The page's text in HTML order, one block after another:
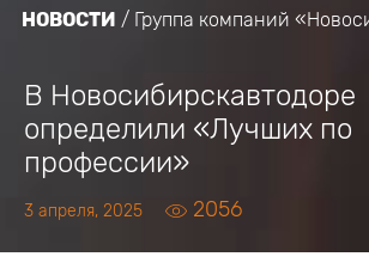
НОВОСТИ Группа компаний
В Новосибирскавтодоре
определили «Лучших по
профессии»
3 апреля, 2025 2056